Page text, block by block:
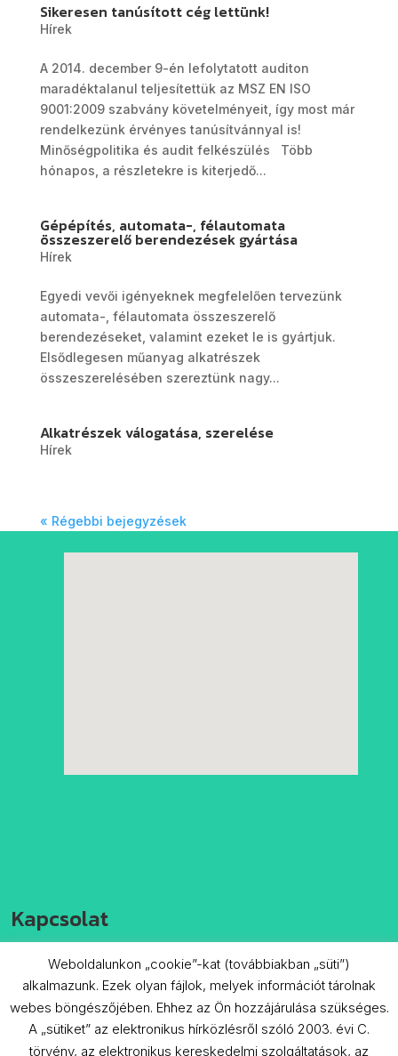
Sikeresen tanúsított cég lettünk!
Hírek
A 2014. december 9-én lefolytatott auditon
maradéktalanul teljesítettük az MSZ EN ISO
9001:2009 szabvány követelményeit, így most már
rendelkezünk érvényes tanúsítvánnyal is!
Minőségpolitika és audit felkészülés Több
hónapos, a részletekre is kiterjedő...
Gépépítés, automata-, félautomata
összeszerelő berendezések gyártása
Hírek
Egyedi vevői igényeknek megfelelően tervezünk
automata-, félautomata összeszerelő
berendezéseket, valamint ezeket le is gyártjuk.
Elsődlegesen műanyag alkatrészek
összeszerelésében szereztünk nagy...
Alkatrészek válogatása, szerelése
Hírek
« Régebbi bejegyzések
Kapcsolat
+36-20-941-6898
 info@emplastrum.hu
 9700 Szombathely Körtés utca
Weboldalunkon „cookie”-kat (továbbiakban „süti”)
alkalmazunk. Ezek olyan fájlok, melyek információt tárolnak
webes böngészőjében. Ehhez az Ön hozzájárulása szükséges.
A „sütiket” az elektronikus hírközlésről szóló 2003. évi C.
törvény, az elektronikus kereskedelmi szolgáltatások, az